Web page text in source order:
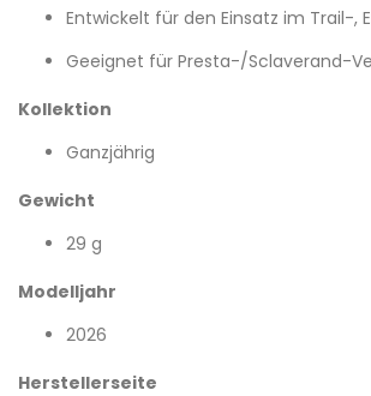
Entwickelt für den Einsatz im Trail-,
Geeignet für Presta-/Sclaverand-
Kollektion
Ganzjährig
Gewicht
29 g
Modelljahr
2026
Herstellerseite